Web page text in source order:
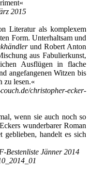
2015
Literatur als komplexem
Form. Unterhaltsam und
und Robert Anton
aus Fabulierkunst,
Ausflügen in flache
angefangenen Witzen bis
zu lesen.«
christopher-ecker-
wenn sie auch noch so
wunderbarer Roman
geblieben, handelt es sich
Bestenliste Jänner 2014